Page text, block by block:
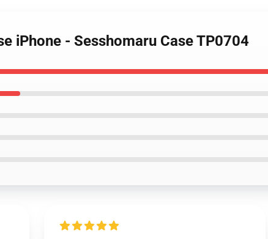
iPhone - Sesshomaru Case TP0704